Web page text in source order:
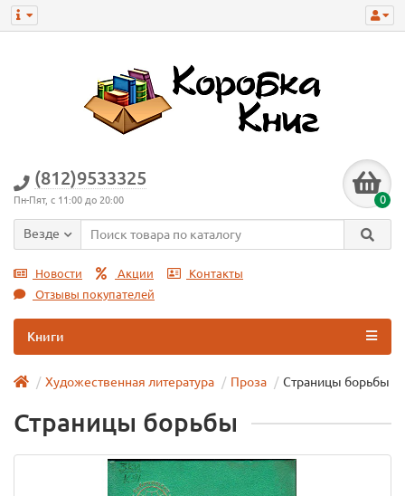
(812)9533325
Пн-Пят, с 11:00 до 20:00 0
Везде
Новости Акции
Контакты
Отзывы покупателей
Книги
Художественная литература Проза Страницы борьбы
Страницы борьбы